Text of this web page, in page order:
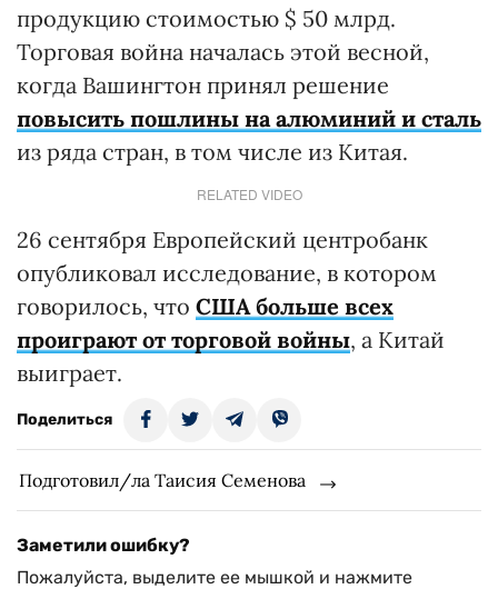
продукцию стоимостью $ 50 млрд.
Торговая война началась этой весной,
когда Вашингтон принял решение
повысить пошлины на алюминий и сталь
из ряда стран, в том числе из Китая.
RELATED VIDEO
26 сентября Европейский центробанк
опубликовал исследование, в котором
говорилось, что США больше всех
проиграют от торговой войны, а Китай
выиграет.
Поделиться
Подготовил/ла Таисия Семенова
Заметили ошибку?
Пожалуйста, выделите ее мышкой и нажмите